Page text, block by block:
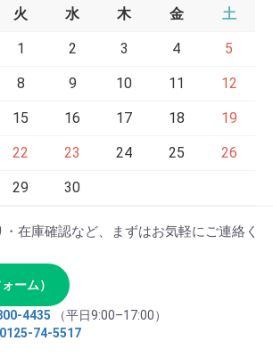
火 水 木 金 土
1 2 3 4 5
8 9 10 11 12
15 16 17 18 19
22 23 24 25 26
29 30
在庫確認など、まずはお気軽にご連絡く
ーム）
4435 （平日9:00–17:00）
0125-74-5517